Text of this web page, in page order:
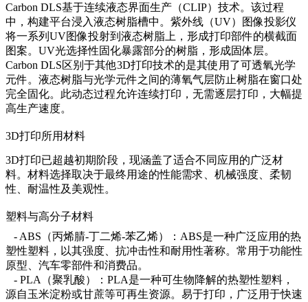
Carbon DLS基于连续液态界面生产（CLIP）技术。该过程
中，构建平台浸入液态树脂槽中。紫外线（UV）图像投影仪
将一系列UV图像投射到液态树脂上，形成打印部件的横截面
图案。UV光选择性固化暴露部分的树脂，形成固体层。
Carbon DLS区别于其他3D打印技术的是其使用了可透氧光学
元件。液态树脂与光学元件之间的薄氧气层防止树脂在窗口处
完全固化。此动态过程允许连续打印，无需逐层打印，大幅提
高生产速度。
3D打印所用材料
3D打印已超越初期阶段，现涵盖了适合不同应用的广泛材
料。材料选择取决于最终用途的性能需求、机械强度、柔韧
性、耐温性及美观性。
塑料与高分子材料
- ABS（丙烯腈-丁二烯-苯乙烯）：ABS是一种广泛应用的热
塑性塑料，以其强度、抗冲击性和耐用性著称。常用于功能性
原型、汽车零部件和消费品。
- PLA（聚乳酸）：PLA是一种可生物降解的热塑性塑料，
源自玉米淀粉或甘蔗等可再生资源。易于打印，广泛用于快速